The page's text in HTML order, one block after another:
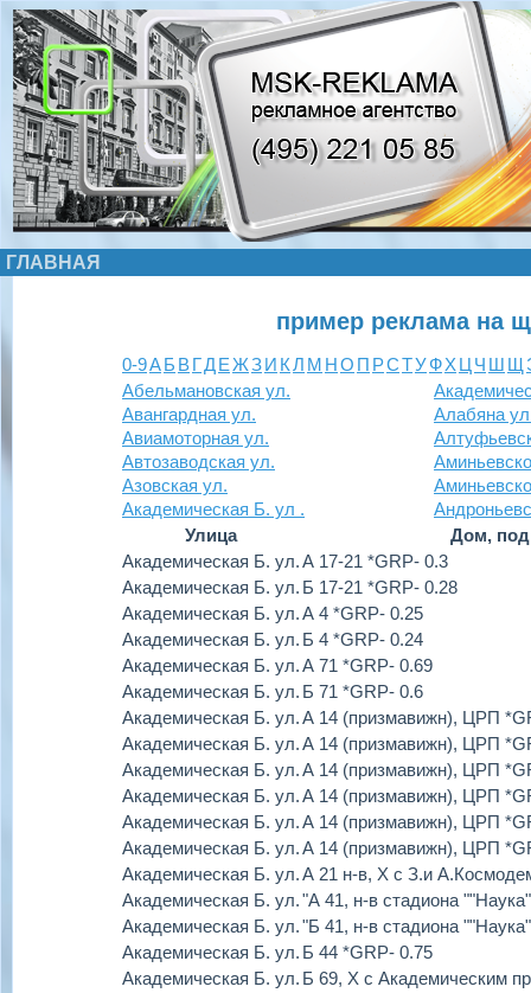
ГЛАВНАЯ
пример реклама на
0-9АБ ВГДЕЖЗИ КЛ М НО П РСТУФХ Ц Ч Ш Щ
Абельмановская ул.
Авангардная ул.
Авиамоторная ул.
Автозаводская ул.
Азовская ул.
Академическая Б. ул .
Алабяна
Улица
Дом,
Академическая Б. ул.А 17-21 *GRP- 0.3
Академическая Б. ул. Б 17-21 *GRP- 0.28
Академическая Б. ул.А 4 *GRP- 0.25
Академическая Б. ул. Б 4 *GRP- 0.24
Академическая Б. ул.А 71 *GRP- 0.69
Академическая Б. ул. Б 71 *GRP- 0.6
Академическая Б. ул.А 14 (призмавижн), ЦРП
Академическая Б. ул.А 14 (призмавижн), ЦРП
Академическая Б. ул.А 14 (призмавижн), ЦРП
Академическая Б. ул.А 14 (призмавижн), ЦРП
Академическая Б. ул.А 14 (призмавижн), ЦРП
Академическая Б. ул.А 14 (призмавижн), ЦРП
Академическая Б. ул.А 21 н-в, Х с З.и
Академическая Б. ул."А 41, н-в стадиона
Академическая Б. ул."Б 41, н-в стадиона
Академическая Б. ул. Б 44 *GRP- 0.75
Академическая Б. ул. Б 69, Х с Академическим